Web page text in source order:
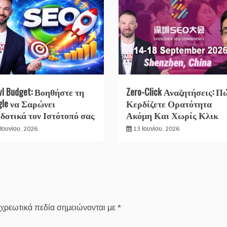
Budget: Βοηθήστε τη
να Σαρώνει
τον Ιστότοπό σας
2026
Zero-Click Αναζητήσεις:
Κερδίζετε Ορατότητα
Ακόμη Και Χωρίς Κλικ
13 Ιουνίου, 2026
πεδία σημειώνονται με *